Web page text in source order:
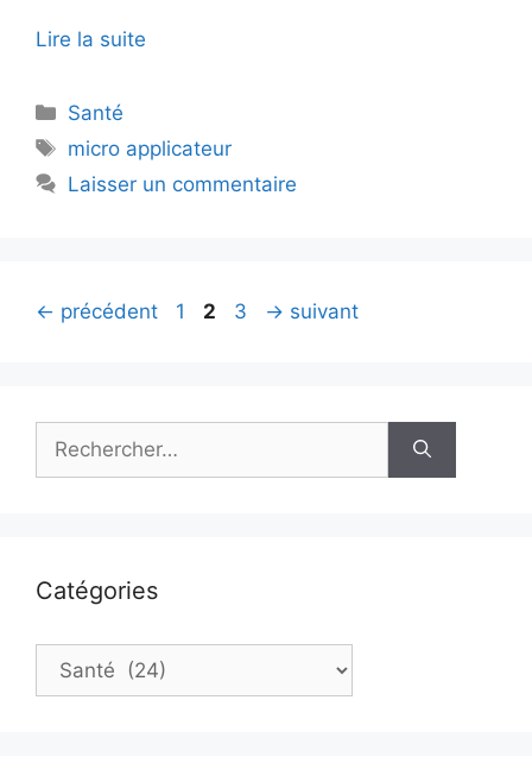
Lire la suite
Catégories
Santé
Étiquettes
micro applicateur
Laisser un commentaire
← précédent Page
1 Page
2 Page
3 → suivant
Catégories
Catégories